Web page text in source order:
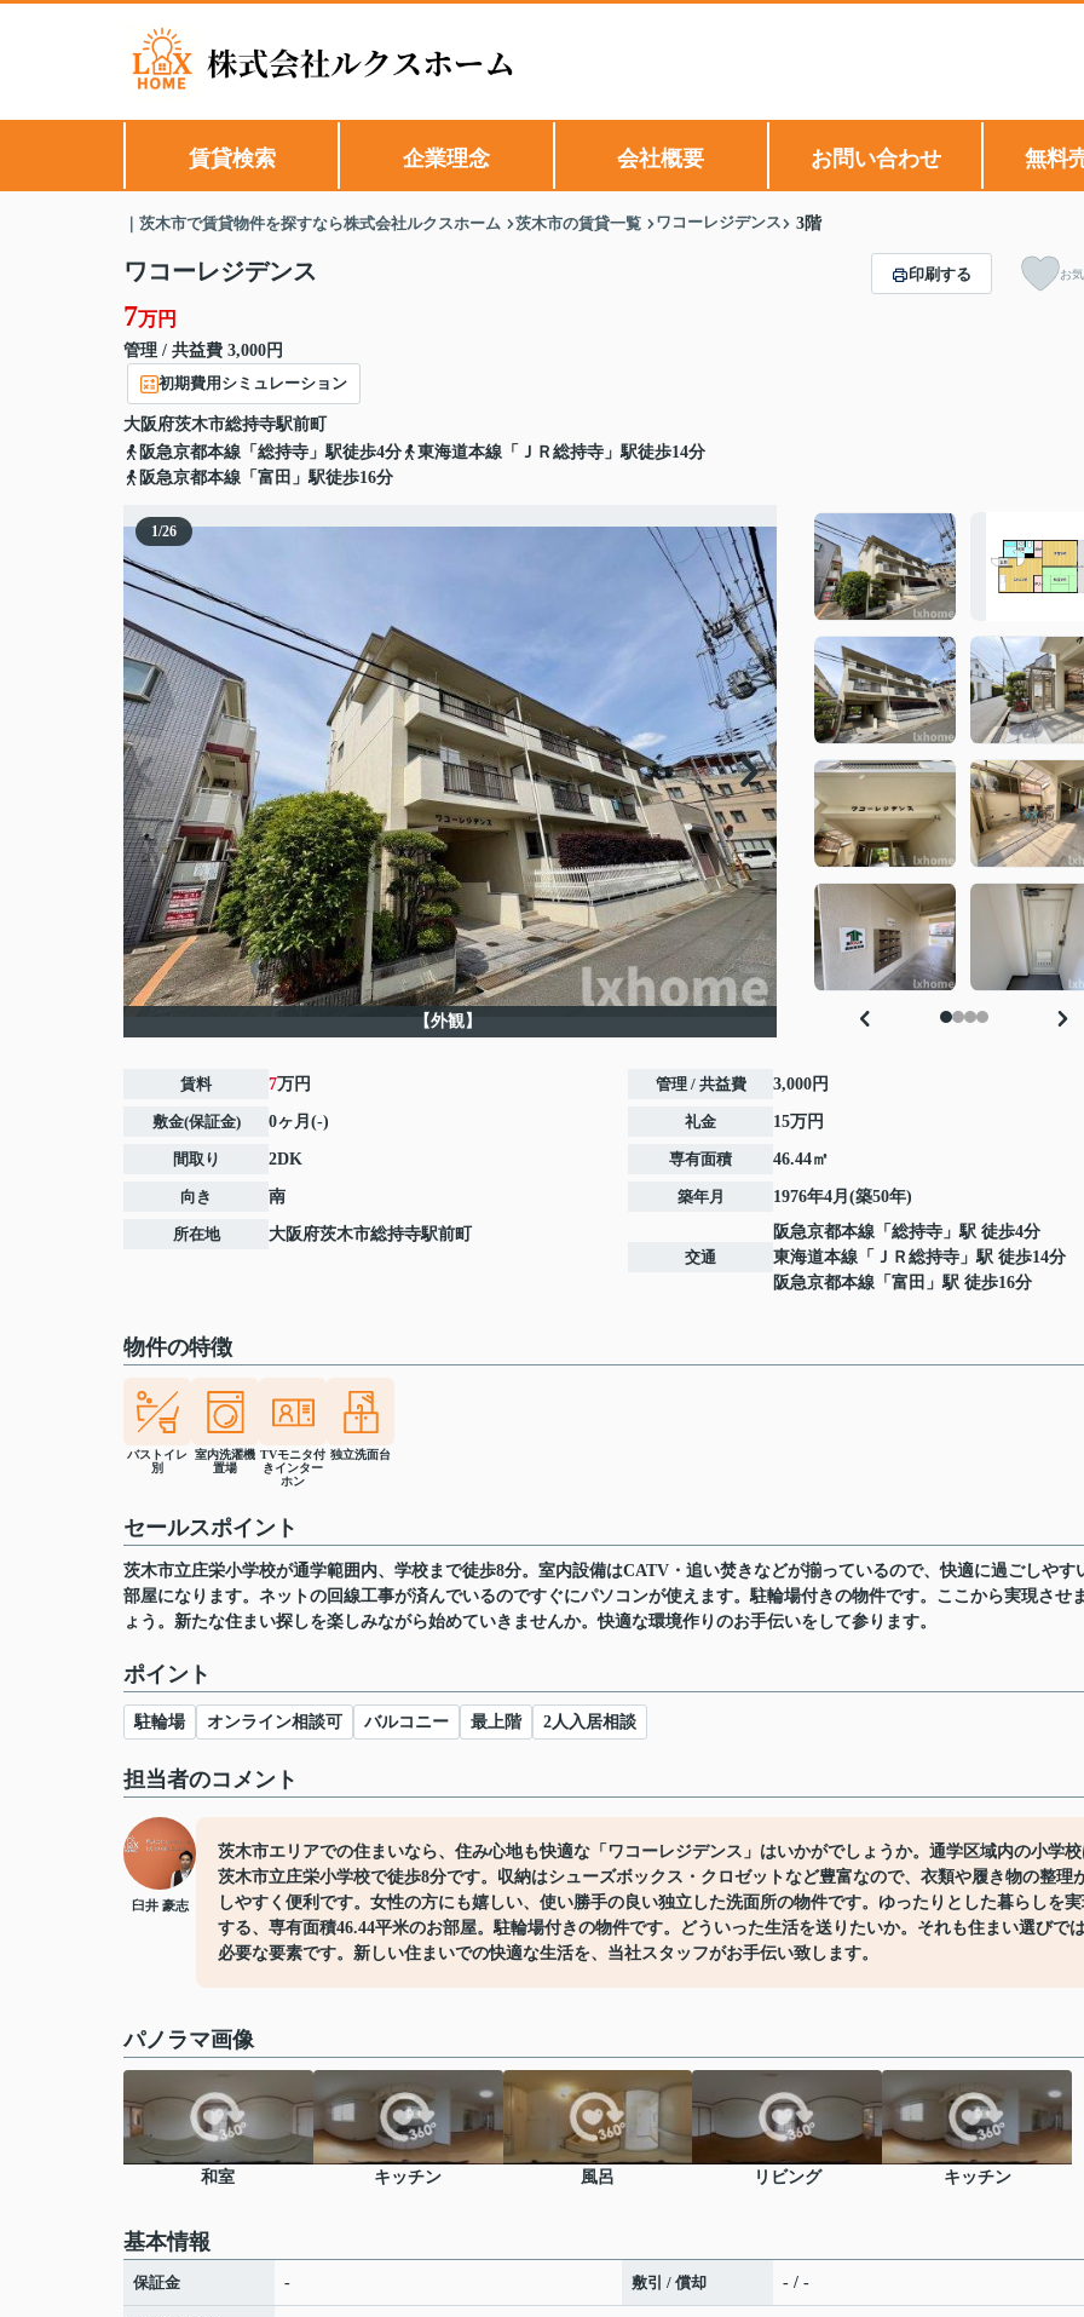
賃貸検索 企業理念 会社概要 お問い合わせ 無料
｜茨木市で賃貸物件を探すなら株式会社ルクスホーム 茨木市の賃貸一覧 ワコーレジデンス 3階
ワコーレジデンス
7万円
管理 / 共益費 3,000円
初期費用シミュレーション
大阪府茨木市総持寺駅前町
阪急京都本線「総持寺」駅徒歩4分
東海道本線「ＪＲ総持寺」駅徒歩14分
阪急京都本線「富田」駅徒歩16分
印刷する お
1/26
【外観】
賃料 7万円
敷金(保証金) 0ヶ月(-)
間取り 2DK
向き 南
所在地 大阪府茨木市総持寺駅前町
管理 / 共益費 3,000円
礼金 15万円
専有面積 46.44㎡
築年月 1976年4月(築50年)
交通
阪急京都本線 「 総持寺 」駅 徒歩4分
東海道本線 「 ＪＲ総持寺 」駅 徒歩14分
阪急京都本線 「 富田 」駅 徒歩16分
物件の特徴
バストイレ
別
室内洗濯機
置場
TVモニタ付
きインター
ホン
独立洗面台
セールスポイント
茨木市立庄栄小学校が通学範囲内、学校まで徒歩8分。室内設備はCATV・追い焚きなどが揃っているので、快適に過ごしやす
部屋になります。ネットの回線工事が済んでいるのですぐにパソコンが使えます。駐輪場付きの物件です。ここから実現させ
ょう。新たな住まい探しを楽しみながら始めていきませんか。快適な環境作りのお手伝いをして参ります。
ポイント
駐輪場 オンライン相談可 バルコニー 最上階 2人入居相談
担当者のコメント
臼井 豪志
茨木市エリアでの住まいなら、住み心地も快適な「ワコーレジデンス」はいかがでしょうか。通学区域内の小学
茨木市立庄栄小学校で徒歩8分です。収納はシューズボックス・クロゼットなど豊富なので、衣類や履き物の整理
しやすく便利です。女性の方にも嬉しい、使い勝手の良い独立した洗面所の物件です。ゆったりとした暮らしを
する、専有面積46.44平米のお部屋。駐輪場付きの物件です。どういった生活を送りたいか。それも住まい選びで
必要な要素です。新しい住まいでの快適な生活を、当社スタッフがお手伝い致します。
パノラマ画像
和室 キッチン 風呂 リビング キッチン
基本情報
保証金 - 敷引 / 償却 - / -